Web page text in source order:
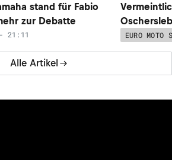
Alle Artikel
stand für Fabio
zur Debatte
21:11 EURO MOTO